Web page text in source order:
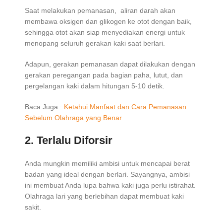
Saat melakukan pemanasan, aliran darah akan
membawa oksigen dan glikogen ke otot dengan baik,
sehingga otot akan siap menyediakan energi untuk
menopang seluruh gerakan kaki saat berlari.
Adapun, gerakan pemanasan dapat dilakukan dengan
gerakan peregangan pada bagian paha, lutut, dan
pergelangan kaki dalam hitungan 5-10 detik.
Baca Juga : Ketahui Manfaat dan Cara Pemanasan
Sebelum Olahraga yang Benar
2. Terlalu Diforsir
Anda mungkin memiliki ambisi untuk mencapai berat
badan yang ideal dengan berlari. Sayangnya, ambisi
ini membuat Anda lupa bahwa kaki juga perlu istirahat.
Olahraga lari yang berlebihan dapat membuat kaki
sakit.